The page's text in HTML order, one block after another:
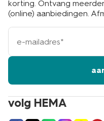
volg HEMA
korting. Ontvang
(online) aanbiedingen.
e-
mailadres